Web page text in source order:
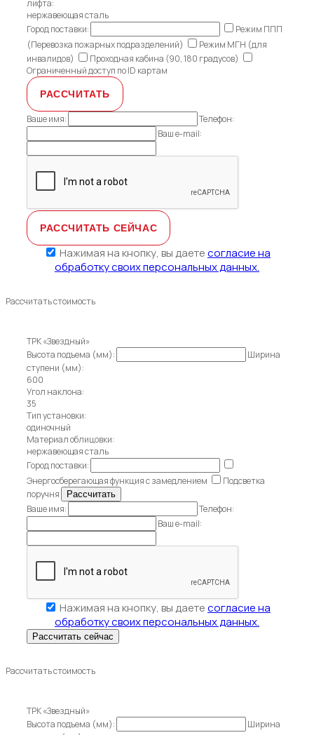
лифта:
нержавеющая сталь
Город поставки:
Режим ППП
(Перевозка пожарных подразделений)
Режим МГН (для
инвалидов)
Проходная кабина (90, 180 градусов)
Ограниченный доступ по ID картам
Ваше имя:
Телефон:
Ваш e-mail:
Нажимая на кнопку, вы даетесогласие на
обработку своих персональных данных.
Рассчитать стоимость
ТРК «Звездный»
Высота подъема (мм):
Ширина
ступени (мм):
600
Угол наклона:
35
Тип установки:
одиночный
Материал облицовки:
нержавеющая сталь
Город поставки:
Энергосберегающая функция с замедлением
Подсветка
поручня
Ваше имя:
Телефон:
Ваш e-mail:
Нажимая на кнопку, вы даетесогласие на
обработку своих персональных данных.
Рассчитать стоимость
ТРК «Звездный»
Высота подъема (мм):
Ширина